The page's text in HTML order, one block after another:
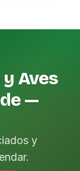
Aves
—
y